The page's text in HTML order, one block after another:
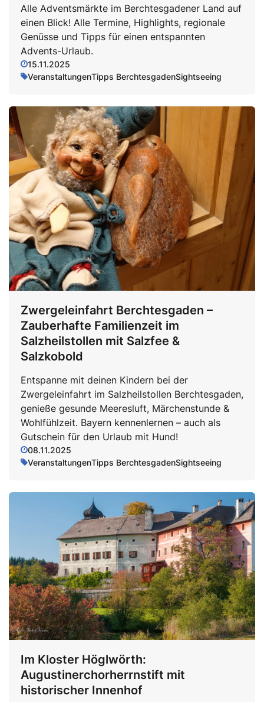
Alle Adventsmärkte im Berchtesgadener Land auf
einen Blick! Alle Termine, Highlights, regionale
Genüsse und Tipps für einen entspannten
Advents-Urlaub.
15.11.2025
VeranstaltungenTipps BerchtesgadenSightseeing
Zwergeleinfahrt Berchtesgaden –
Zauberhafte Familienzeit im
Salzheilstollen mit Salzfee &
Salzkobold
Entspanne mit deinen Kindern bei der
Zwergeleinfahrt im Salzheilstollen Berchtesgaden,
genieße gesunde Meeresluft, Märchenstunde &
Wohlfühlzeit. Bayern kennenlernen – auch als
Gutschein für den Urlaub mit Hund!
08.11.2025
VeranstaltungenTipps BerchtesgadenSightseeing
Im Kloster Höglwörth:
Augustinerchorherrnstift mit
historischer Innenhof